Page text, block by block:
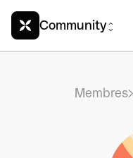
Community
Membres